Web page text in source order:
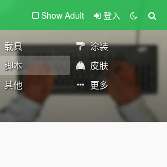
Show Adult 登入
载具
涂装
脚本
皮肤
其他 更多